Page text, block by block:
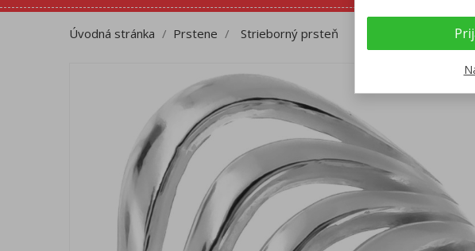
Úvodná stránka Prstene Strieborný prsteň